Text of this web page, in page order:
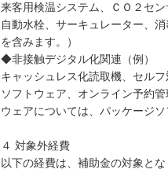
来客用検温システム、ＣＯ２セ
自動水栓、サーキュレーター、
を含みます。）
◆非接触デジタル化関連（例）
キャッシュレス化読取機、セル
ソフトウェア、オンライン予約
ウェアについては、パッケージ
４ 対象外経費
以下の経費は、補助金の対象とな